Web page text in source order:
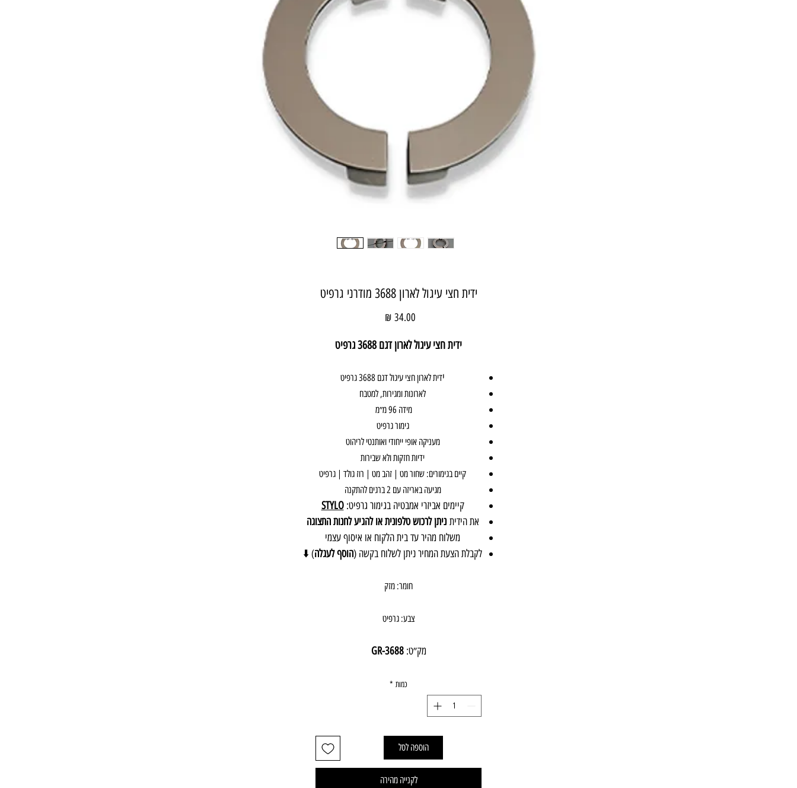
ידית חצי עיגול לארון 3688 מודרני גרפיט
ידית חצי עיגול לארון דגם 3688 גרפיט
ידית לארון חצי עיגול דגם 3688 גרפיט
לארונות ומגירות, למטבח
מידה 96 מ״מ
גימור גרפיט
מעניקה אופי ייחודי ואותנטי לריהוט
ידיות חזקות ולא שבירות
קיים בגימורים: שחור מט | זהב מט | רוז גולד | גרפיט
מגיעה באריזה עם 2 ברגים להתקנה
קיימים אביזרי אמבטיה בגימור גרפיט:STYLO
את הידיתניתן לרכוש טלפונית או להגיע לחנות התצוגה
משלוח מהיר עד בית הלקוח או איסוף עצמי
לקבלת הצעת המחיר ניתן לשלוח בקשה (הוסף לעגלה) ⬇️
חומר: מזק
צבע: גרפיט
מק״ט: 3688-GR
אבנר'ס קולקשיין בע״מ
כמות *
הוספה לסל
לקנייה מהירה